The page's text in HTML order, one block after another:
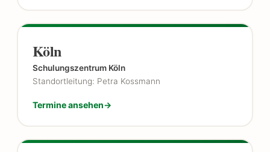
Köln
Schulungszentrum Köln
Standortleitung: Petra Kossmann
Termine ansehen